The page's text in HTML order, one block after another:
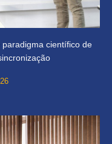
científico de